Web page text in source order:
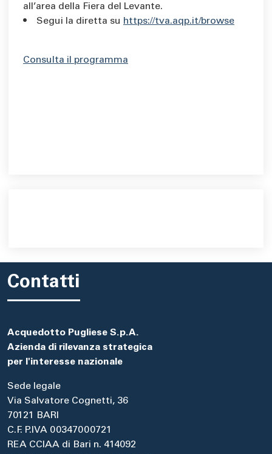
all’area della Fiera del Levante.
• Segui la diretta su https://tva.aqp.it/browse
Consulta il programma
Contatti
Acquedotto Pugliese S.p.A.
Azienda di rilevanza strategica
per l'interesse nazionale
Sede legale
Via Salvatore Cognetti, 36
70121 BARI
C.F. P.IVA 00347000721
REA CCIAA di Bari n. 414092